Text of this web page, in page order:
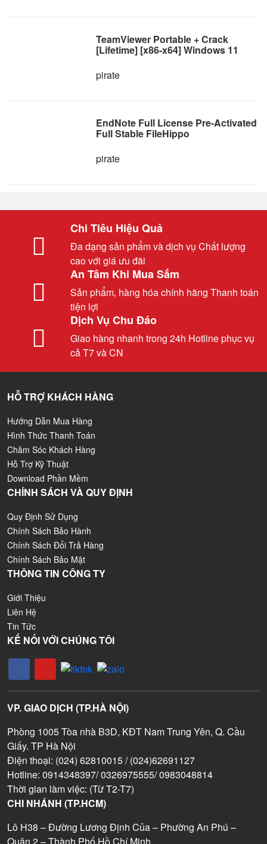
TeamViewer Portable + Crack
[Lifetime] [x86-x64] Windows 11
pirate
EndNote Full License Pre-Activated
Full Stable FileHippo
pirate
Chi Tiêu Hiệu Quả
Đa dạng sản phẩm và dịch vụ Chất lượng
cao với giá ưu đãi
An Tâm Khi Mua Sắm
Sản phẩm, hàng hóa chính hãng Thanh toán
tiện lợi
Dịch Vụ Chu Đáo
Giao hàng nhanh trong 24h Hotline phục vụ
cả T7 và CN
HỖ TRỢ KHÁCH HÀNG
Hướng Dẫn Mua Hàng
Hình Thức Thanh Toán
Chăm Sóc Khách Hàng
Hỗ Trợ Kỹ Thuật
Download Phần Mềm
CHÍNH SÁCH VÀ QUY ĐỊNH
Quy Định Sử Dụng
Chính Sách Bảo Hành
Chính Sách Đổi Trả Hàng
Chính Sách Bảo Mật
THÔNG TIN CÔNG TY
Giới Thiệu
Liên Hệ
Tin Tức
KẾ NỐI VỚI CHÚNG TÔI
VP. GIAO DỊCH (TP.HÀ NỘI)
Phòng 1005 Tòa nhà B3D, KĐT Nam Trung Yên, Q. Cầu
Giấy. TP Hà Nội
Điện thoại: (024) 62810015 / (024)62691127
Hotline: 0914348397/ 0326975555/ 0983048814
Thời gian làm việc: (Từ T2-T7)
CHI NHÁNH (TP.HCM)
Lô H38 – Đường Lương Định Của – Phường An Phú –
Quận 2 – Thành Phố Hồ Chí Minh